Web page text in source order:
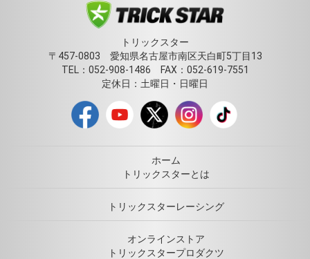
トリックスター
〒457-0803 愛知県名古屋市南区天白町5丁目13
TEL：052-908-1486 FAX：052-619-7551
定休日：土曜日・日曜日
ホーム
トリックスターとは
トリックスターレーシング
オンラインストア
トリックスタープロダクツ